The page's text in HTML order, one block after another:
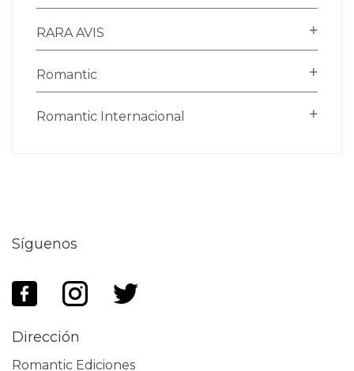
RARA AVIS
Romantic
Romantic Internacional
Síguenos
Dirección
Romantic Ediciones